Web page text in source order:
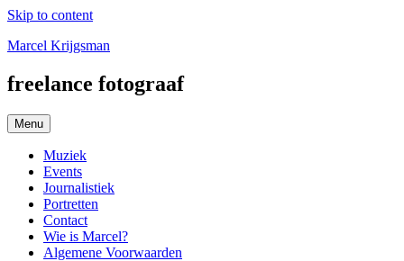
Skip to content
Marcel Krijgsman
freelance fotograaf
Menu
Muziek
Events
Journalistiek
Portretten
Contact
Wie is Marcel?
Algemene Voorwaarden